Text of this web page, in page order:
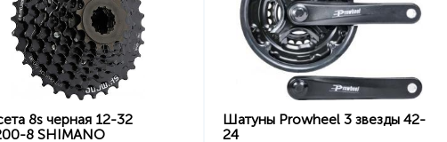
8s черная 12-32
8 SHIMANO
Шатуны Prowheel 3 звезды 42-
24